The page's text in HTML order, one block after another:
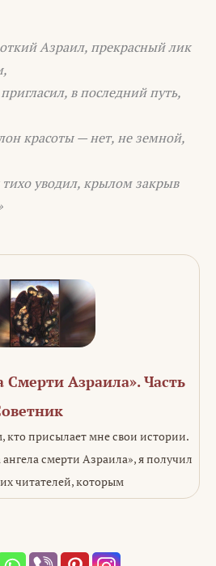
Азраил, прекрасный лик
в последний путь,
красоты — нет, не земной,
уводил, крылом закрыв
Смерти Азраила». Часть
кто присылает мне свои истории.
смерти Азраила», я получил
читателей, которым